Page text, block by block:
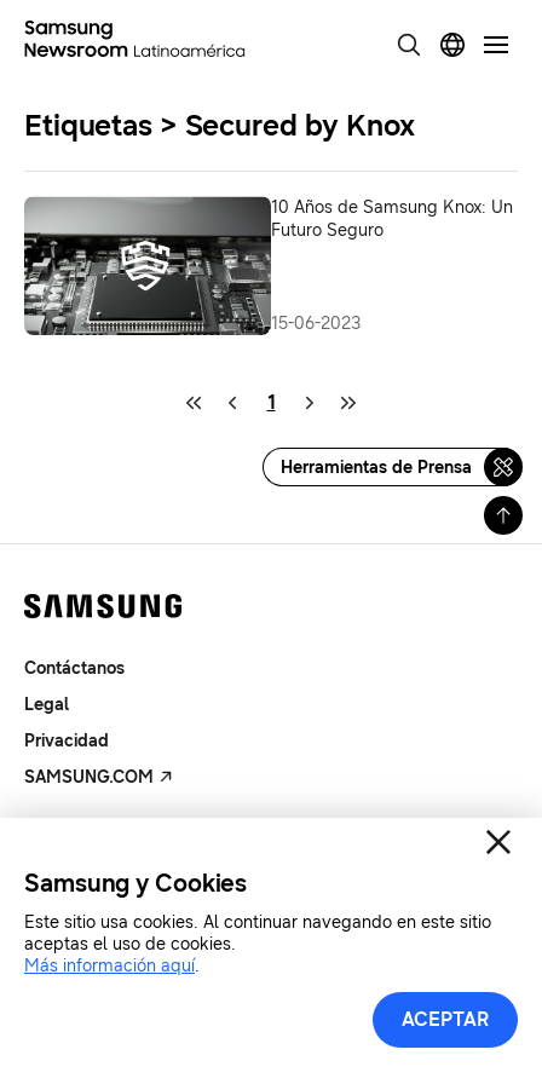
Etiquetas > Secured by Knox
10 Años de Samsung Knox: Un
Futuro Seguro
15-06-2023
1
Herramientas de Prensa
Contáctanos
Legal
Privacidad
SAMSUNG.COM
Samsung y Cookies
Este sitio usa cookies. Al continuar navegando en este sitio
aceptas el uso de cookies.
Más información aquí.
ACEPTAR